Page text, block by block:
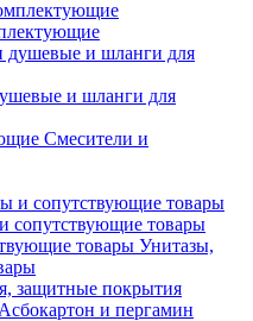
и шланги для
Смесители и
сопутствующие товары
Унитазы,
защитные покрытия
Асбокартон и пергамин